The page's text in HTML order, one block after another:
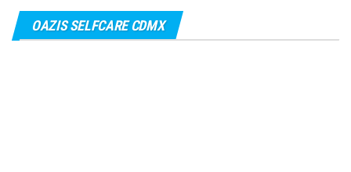
OAZIS SELFCARE CDMX